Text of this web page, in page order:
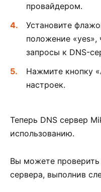
провайдером.
Установите
положение «yes»,
запросы к DNS-
Нажмите кнопку
настроек.
Теперь DNS сервер
использованию.
Вы можете проверить
сервера, выполнив